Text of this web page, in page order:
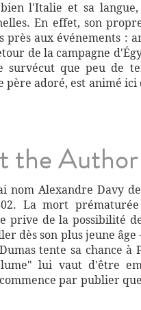
l'Italie et sa
En effet, son
près aux événements :
de la campagne
que peu de
père adoré, est animé
the Author
nom Alexandre Davy
La mort
prive de la possibilité
dès son plus jeune âge
tente sa chance à
lui vaut d'être
par publier